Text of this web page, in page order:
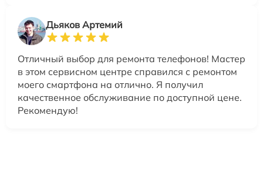
Дьяков Артемий
Отличный выбор для ремонта телефонов! Мастер
в этом сервисном центре справился с ремонтом
моего смартфона на отлично. Я получил
качественное обслуживание по доступной цене.
Рекомендую!